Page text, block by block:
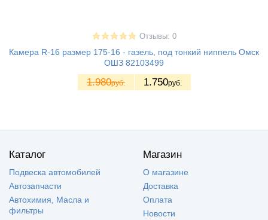
Отзывы: 0
Камера R-16 размер 175-16 - газель, под тонкий ниппель Омск
ОШЗ 82103499
1.980руб. 1.750руб.
Каталог
Подвеска автомобилей
Автозапчасти
Автохимия, Масла и
фильтры
Магазин
О магазине
Доставка
Оплата
Новости